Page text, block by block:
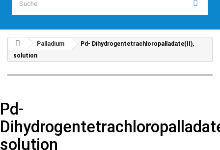
Palladium
Pd- Dihydrogentetrachloropalladate(II),
solution
Pd-
solution